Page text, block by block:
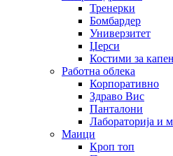
Тренерки
Бомбардер
Универзитет
Џерси
Костими за
Работна облека
Корпоративно
Здраво Вис
Панталони
Лабораторија и
Маици
Кроп топ